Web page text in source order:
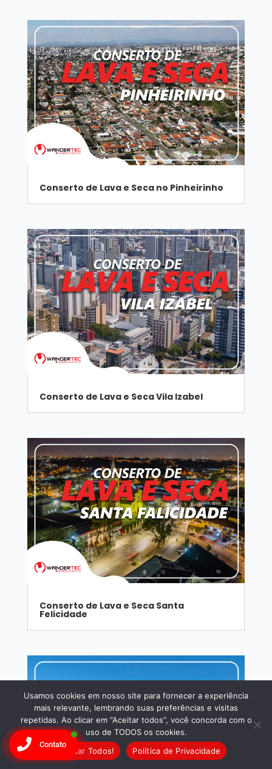
Conserto de Lava e Seca no Pinheirinho
Conserto de Lava e Seca Vila Izabel
Conserto de Lava e Seca Santa
Felicidade
Usamos cookies em nosso site para fornecer a experiência
mais relevante, lembrando suas preferências e visitas
repetidas. Ao clicar em “Aceitar todos”, você concorda com o
uso de TODOS os cookies.
Aceitar Todos!
Política de Privacidade
Contato